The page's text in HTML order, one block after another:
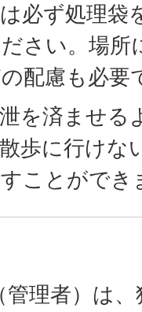
必ず処理袋
さい。場所
配慮も必要
を済ませる
歩に行けな
ことができ
理者）は